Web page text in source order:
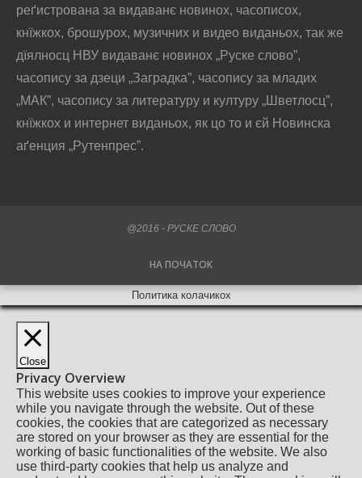
реґистрована за видаванє новинох, часописох,
кнїжкох, брошурох, музичних и видео виданьох, так же
дїялносц НВУ видаванє новинох „Руске слово”,
часопису за дзеци „Заградка”, часопису за младих
„МАК”, часопису за литературу и културу „Шветлосц”,
кнїжкох и интернет виданьох, як цо то и єй Новинска
аґенция „Рутенпрес”.
@2016 - РУСКЕ СЛОВО
НА ПОЧАТОК
Политика колачикох
Close
Privacy Overview
This website uses cookies to improve your experience
while you navigate through the website. Out of these
cookies, the cookies that are categorized as necessary
are stored on your browser as they are essential for the
working of basic functionalities of the website. We also
use third-party cookies that help us analyze and